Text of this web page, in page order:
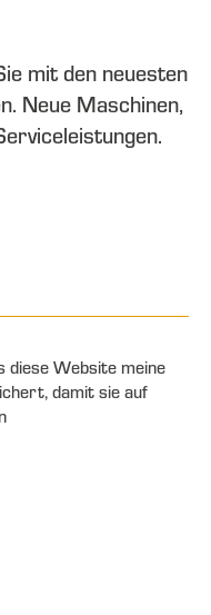
mit den neuesten
Neue Maschinen,
diese Website meine
damit sie auf